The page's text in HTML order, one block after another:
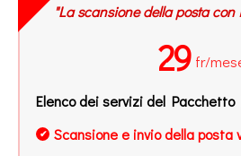
"La scansione della posta con
29 fr/
Elenco dei servizi del Pacchetto
✔ Scansione e invio della posta